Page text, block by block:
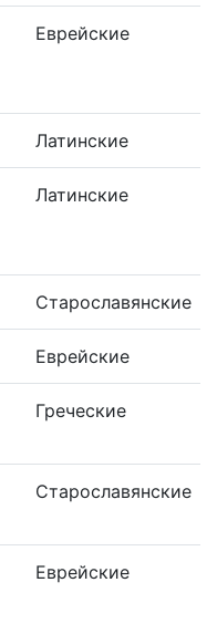
Еврейские
Латинские
Латинские
Старославянские
Еврейские
Греческие
Старославянские
Еврейские